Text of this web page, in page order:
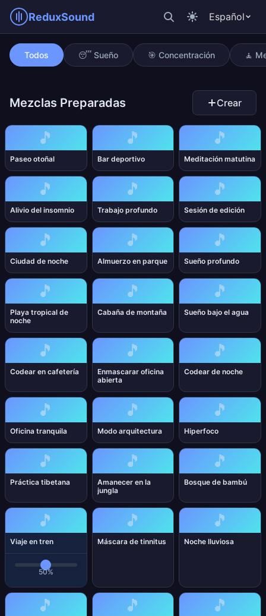
ReduxSound Español
Viaje en tren
Todos 😴 Sueño 🎯 Concentración 🧘
Mezclas Preparadas Crear
🎵
Paseo otoñal
🎵
Bar deportivo
🎵
Meditación matutina
🎵
Alivio del insomnio
🎵
Trabajo profundo
🎵
Sesión de edición
🎵
Ciudad de noche
🎵
Almuerzo en parque
🎵
Sueño profundo
🎵
Playa tropical de
noche
🎵
Cabaña de montaña
🎵
Sueño bajo el agua
🎵
Codear en cafetería
🎵
Enmascarar oficina
abierta
🎵
Codear de noche
🎵
Oficina tranquila
🎵
Modo arquitectura
🎵
Hiperfoco
🎵
Práctica tibetana
🎵
Amanecer en la
jungla
🎵
Bosque de bambú
🎵
Viaje en tren
50%
🎵
Máscara de tinnitus
🎵
Noche lluviosa
🎵 🎵 🎵